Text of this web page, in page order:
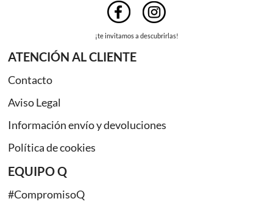
¡te invitamos a descubrirlas!
ATENCIÓN AL CLIENTE
Contacto
Aviso Legal
Información envío y devoluciones
Política de cookies
EQUIPO Q
#CompromisoQ